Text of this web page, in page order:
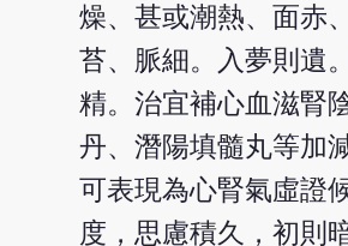
燥、甚或潮熱、面赤
苔、脈細。入夢則遺
精。治宜補心血滋腎
丹、潛陽填髓丸等加
可表現為心腎氣虛證
度，思慮積久，初則